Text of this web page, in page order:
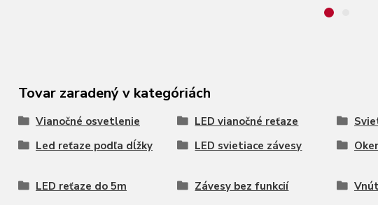
Tovar zaradený v kategóriách
Vianočné osvetlenie LED vianočné reťaze
Led reťaze podľa dĺžky
LED svietiace závesy
LED reťaze do 5m
Závesy bez funkcií